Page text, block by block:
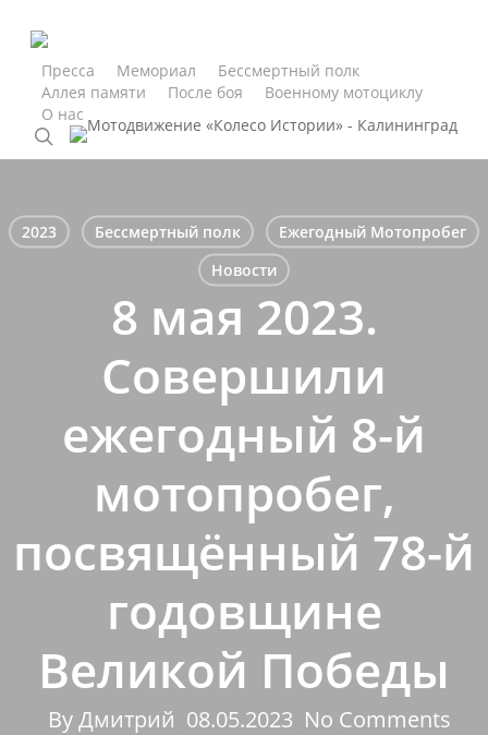
content
Пресса Мемориал
Бессмертный полк
Аллея памяти
После боя
Военному мотоциклу
О нас
search
2023 Бессмертный полк
Ежегодный Мотопробег
Новости
8 мая 2023.
Cовершили
ежегодный 8-й
мотопробег,
посвящённый 78-й
годовщине
Великой Победы
ByДмитрий 08.05.2023 No Comments